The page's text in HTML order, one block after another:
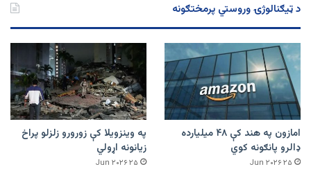
د ټیګنالوژۍ وروستي پرمختګونه
امازون په هند کې ۴۸ میلیارده
ډالرو پانګونه کوي
۲۵ Jun ۲۰۲۶
په وینزویلا کې زورورو زلزلو پراخ
زیانونه اړولي
۲۵ Jun ۲۰۲۶